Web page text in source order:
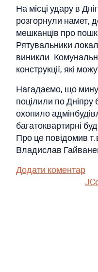
На місці удару в
розгорнули намет,
мешканців про
Рятувальники
виникли.
конструкції, які
Нагадаємо, що
поцілили по
охопило
багатоквартирні
Про це повідомив
Владислав
Додати коментар